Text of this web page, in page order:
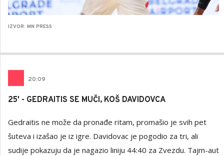
IZVOR: MN PRESS
20:09
25' - GEDRAITIS SE MUČI, KOŠ DAVIDOVCA
Gedraitis ne može da pronađe ritam, promašio je svih pet
šuteva i izašao je iz igre. Davidovac je pogodio za tri, ali
sudije pokazuju da je nagazio liniju 44:40 za Zvezdu. Tajm-aut